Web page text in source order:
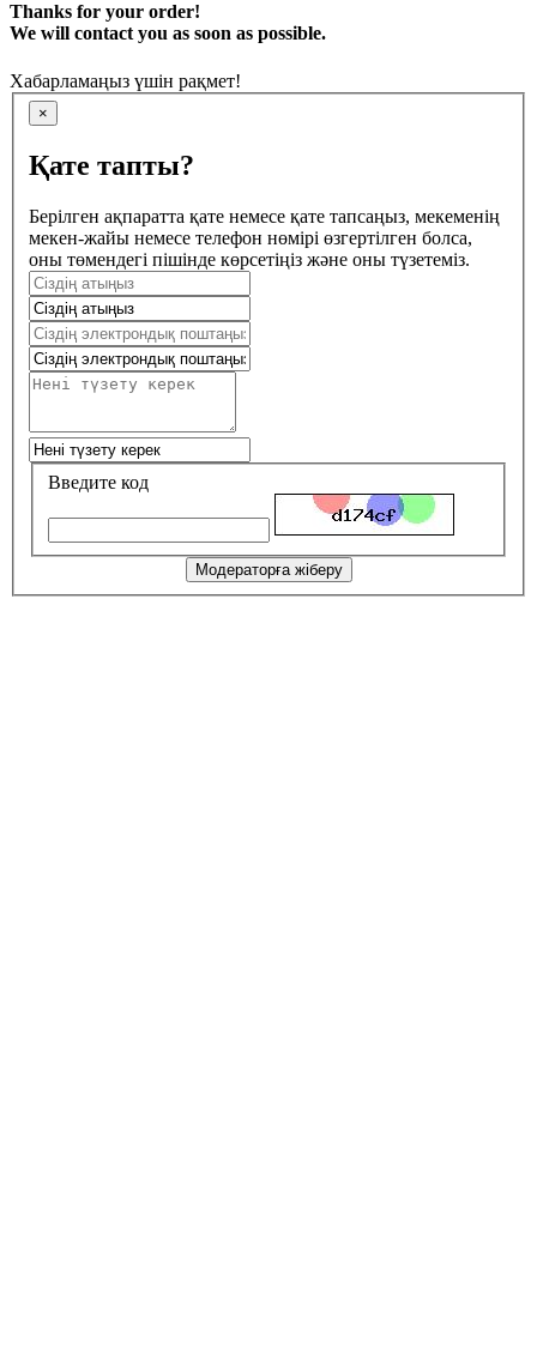
Thanks for your order!
We will contact you as soon as possible.
Хабарламаңыз үшін рақмет!
×
Қате тапты?
Берілген ақпаратта қате немесе қате тапсаңыз, мекеменің
мекен-жайы немесе телефон нөмірі өзгертілген болса,
оны төмендегі пішінде көрсетіңіз және оны түзетеміз.
Введите код
Модераторға жіберу